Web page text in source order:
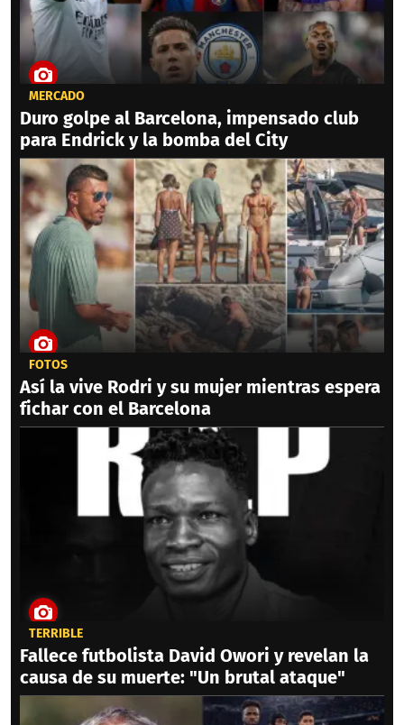
MERCADO
Duro golpe al Barcelona, impensado club
para Endrick y la bomba del City
FOTOS
Así la vive Rodri y su mujer mientras espera
fichar con el Barcelona
TERRIBLE
Fallece futbolista David Owori y revelan la
causa de su muerte: "Un brutal ataque"